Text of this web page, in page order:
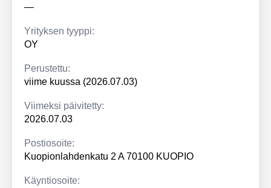
—
Yrityksen tyyppi:
OY
Perustettu:
viime kuussa (2026.07.03)
Viimeksi päivitetty:
2026.07.03
Postiosoite:
Kuopionlahdenkatu 2 A 70100 KUOPIO
Käyntiosoite: